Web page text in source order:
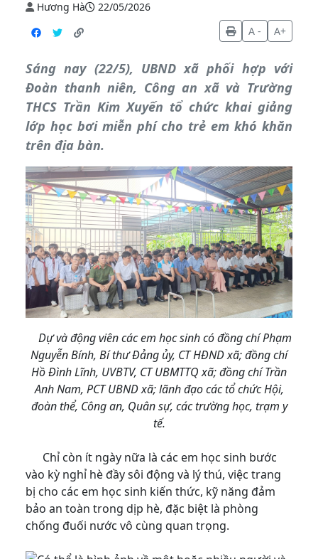
Hương Hà
22/05/2026
A -
A+
Sáng nay (22/5), UBND xã phối hợp với
Đoàn thanh niên, Công an xã và Trường
THCS Trần Kim Xuyến tổ chức khai giảng
lớp học bơi miễn phí cho trẻ em khó khăn
trên địa bàn.
Dự và động viên các em học sinh có đồng chí Phạm
Nguyễn Bính, Bí thư Đảng ủy, CT HĐND xã; đồng chí
Hồ Đình Lĩnh, UVBTV, CT UBMTTQ xã; đồng chí Trần
Anh Nam, PCT UBND xã; lãnh đạo các tổ chức Hội,
đoàn thể, Công an, Quân sự, các trường học, trạm y
tế.
Chỉ còn ít ngày nữa là các em học sinh bước
vào kỳ nghỉ hè đầy sôi động và lý thú, việc trang
bị cho các em học sinh kiến thức, kỹ năng đảm
bảo an toàn trong dịp hè, đặc biệt là phòng
chống đuối nước vô cùng quan trọng.